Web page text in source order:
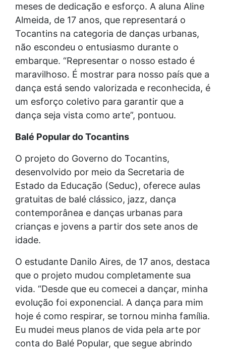
meses de dedicação e esforço. A aluna Aline
Almeida, de 17 anos, que representará o
Tocantins na categoria de danças urbanas,
não escondeu o entusiasmo durante o
embarque. “Representar o nosso estado é
maravilhoso. É mostrar para nosso país que a
dança está sendo valorizada e reconhecida, é
um esforço coletivo para garantir que a
dança seja vista como arte”, pontuou.
Balé Popular do Tocantins
O projeto do Governo do Tocantins,
desenvolvido por meio da Secretaria de
Estado da Educação (Seduc), oferece aulas
gratuitas de balé clássico, jazz, dança
contemporânea e danças urbanas para
crianças e jovens a partir dos sete anos de
idade.
O estudante Danilo Aires, de 17 anos, destaca
que o projeto mudou completamente sua
vida. “Desde que eu comecei a dançar, minha
evolução foi exponencial. A dança para mim
hoje é como respirar, se tornou minha família.
Eu mudei meus planos de vida pela arte por
conta do Balé Popular, que segue abrindo